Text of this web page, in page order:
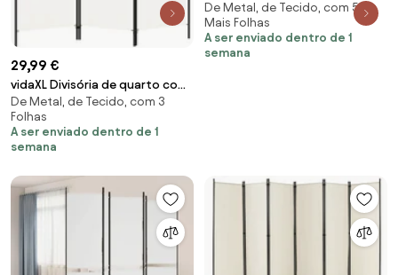
29,99 €
vidaXL Divisória de quarto com
3 painéis 150x180 cm branco
De Metal, de Tecido, com 3
Folhas
A ser enviado dentro de 1
semana
painéis 250x180 cm castanho
De Metal, de Tecido, com 5 ou
Mais Folhas
A ser enviado dentro de 1
semana